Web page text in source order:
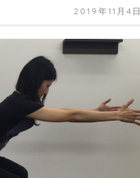
2019年11月4日